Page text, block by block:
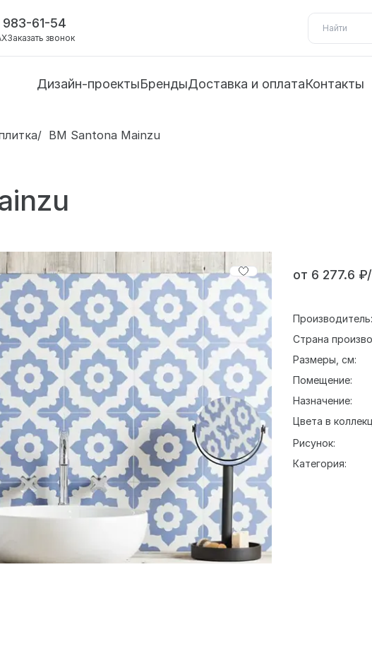
983-61-54
Заказать звонок
Дизайн-проектыБрендыДоставка и оплатаКонтакты
BM Santona Mainzu
от 6 277.6
Производитель:
Страна
Размеры, см:
Помещение:
Назначение:
Цвета в
Рисунок:
Категория: